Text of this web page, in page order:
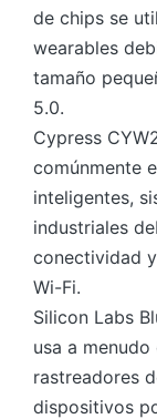
de chips se
wearables
tamaño
5.0.
Cypress
comúnmente
inteligentes,
industriales
conectividad
Wi-Fi.
Silicon Labs
usa a
rastreadores
dispositivos